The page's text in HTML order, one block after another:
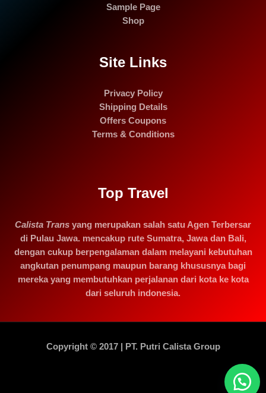
Sample Page
Shop
Site Links
Privacy Policy
Shipping Details
Offers Coupons
Terms & Conditions
Top Travel
Calista Trans yang merupakan salah satu Agen Terbersar
di Pulau Jawa. mencakup rute Sumatra, Jawa dan Bali,
dengan cukup berpengalaman dalam melayani kebutuhan
angkutan penumpang maupun barang khususnya bagi
mereka yang membutuhkan perjalanan dari kota ke kota
dari seluruh indonesia.
Copyright © 2017 | PT. Putri Calista Group